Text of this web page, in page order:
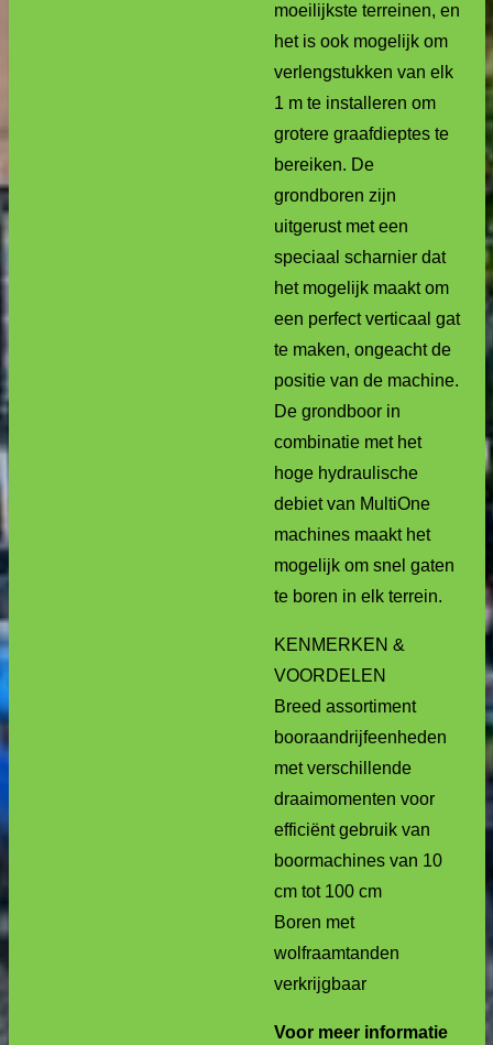
moeilijkste terreinen, en
het is ook mogelijk om
verlengstukken van elk
1 m te installeren om
grotere graafdieptes te
bereiken. De
grondboren zijn
uitgerust met een
speciaal scharnier dat
het mogelijk maakt om
een perfect verticaal gat
te maken, ongeacht de
positie van de machine.
De grondboor in
combinatie met het
hoge hydraulische
debiet van MultiOne
machines maakt het
mogelijk om snel gaten
te boren in elk terrein.
KENMERKEN &
VOORDELEN
Breed assortiment
booraandrijfeenheden
met verschillende
draaimomenten voor
efficiënt gebruik van
boormachines van 10
cm tot 100 cm
Boren met
wolfraamtanden
verkrijgbaar
Voor meer informatie